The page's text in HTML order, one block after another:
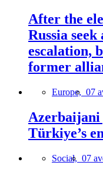
After the
Russia
escalation,
former
Europe, 07
Azerbaijani
Türkiye’s
Social, 07